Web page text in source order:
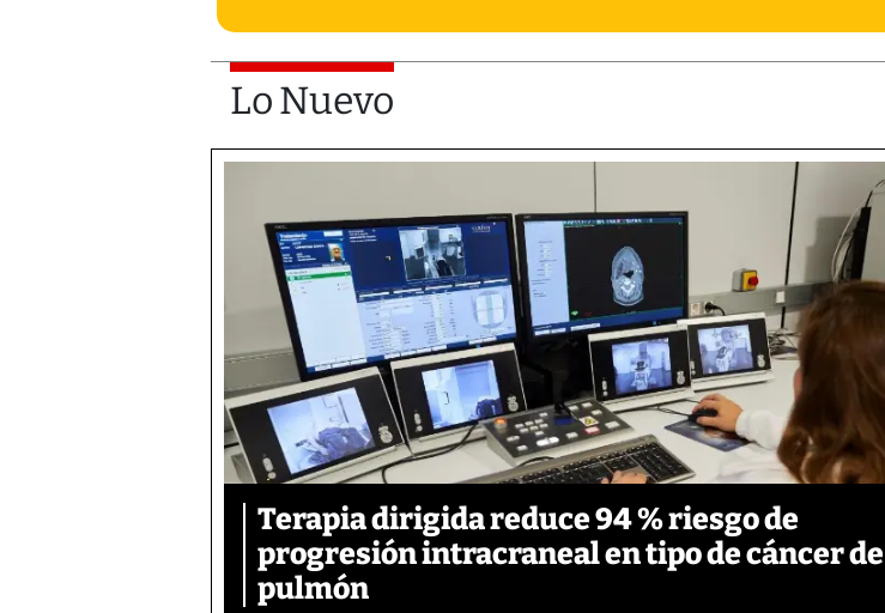
Lo Nuevo
Terapia dirigida reduce 94 % riesgo de
progresión intracraneal en tipo de cáncer de
pulmón